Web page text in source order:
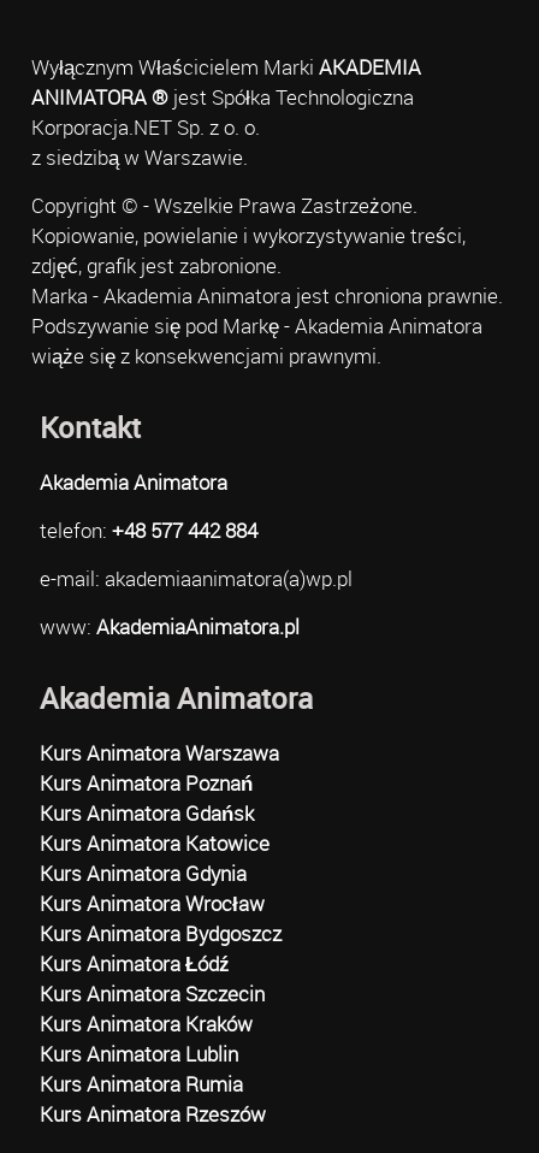
Wyłącznym Właścicielem Marki AKADEMIA
ANIMATORA ®jest Spółka Technologiczna
Korporacja.NET Sp. z o. o.
z siedzibą w Warszawie.
Copyright © - Wszelkie Prawa Zastrzeżone.
Kopiowanie, powielanie i wykorzystywanie treści,
zdjęć, grafik jest zabronione.
Marka - Akademia Animatora jest chroniona prawnie.
Podszywanie się pod Markę - Akademia Animatora
wiąże się z konsekwencjami prawnymi.
Kontakt
Akademia Animatora
telefon: +48 577 442 884
e-mail: akademiaanimatora(a)wp.pl
www: AkademiaAnimatora.pl
Akademia Animatora
Kurs Animatora Warszawa
Kurs Animatora Poznań
Kurs Animatora Gdańsk
Kurs Animatora Katowice
Kurs Animatora Gdynia
Kurs Animatora Wrocław
Kurs Animatora Bydgoszcz
Kurs Animatora Łódź
Kurs Animatora Szczecin
Kurs Animatora Kraków
Kurs Animatora Lublin
Kurs Animatora Rumia
Kurs Animatora Rzeszów